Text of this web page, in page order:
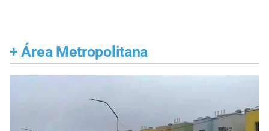
+ Área Metropolitana